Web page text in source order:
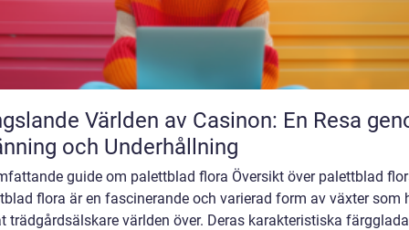
Världen av Casinon: En Resa
och Underhållning
guide om palettblad flora Översikt över palettblad
flora är en fascinerande och varierad form av växter som
trädgårdsälskare världen över. Deras karakteristiska